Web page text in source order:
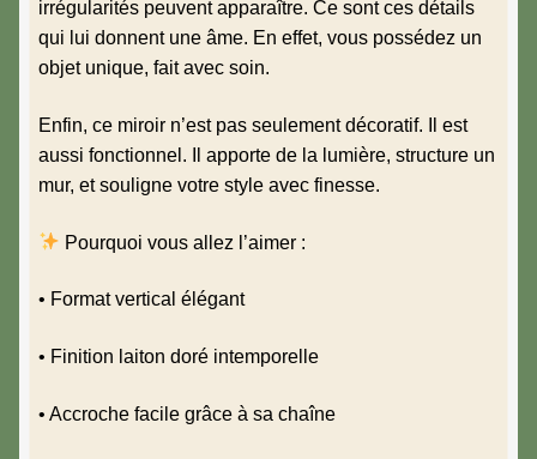
irrégularités peuvent apparaître. Ce sont ces détails
qui lui donnent une âme. En effet, vous possédez un
objet unique, fait avec soin.
Enfin, ce miroir n’est pas seulement décoratif. Il est
aussi fonctionnel. Il apporte de la lumière, structure un
mur, et souligne votre style avec finesse.
Pourquoi vous allez l’aimer :
• Format vertical élégant
• Finition laiton doré intemporelle
• Accroche facile grâce à sa chaîne